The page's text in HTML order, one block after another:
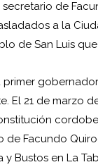
de
a la
de San Luis
El 21 de marzo
de Facundo
Bustos en La